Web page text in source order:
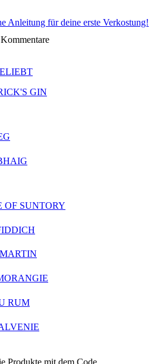
Anleitung für deine erste Verkostung!
GIN
OF SUNTORY
RUM
Produkte mit dem Code